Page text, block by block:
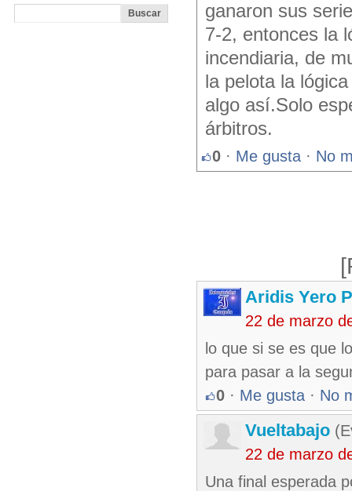
ganaron sus
7-2, entonces la
incendiaria, de
la pelota la
algo así.Solo
árbitros.
0 · Me gusta · No
Aridis Yero
22 de marzo
lo que si se es que
para pasar a la
0 · Me gusta · No
Vueltabajo
22 de marzo
Una final esperada